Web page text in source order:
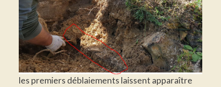
les premiers déblaiements laissent apparaître